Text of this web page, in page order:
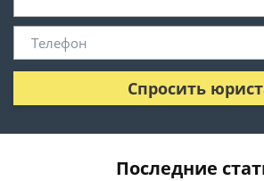
Спросить
Последние